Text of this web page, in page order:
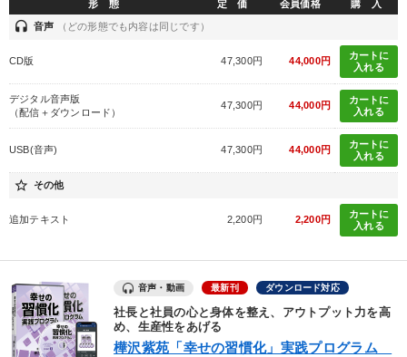
形 態 定 価 会員価格 購 入
headset 音声 （どの形態でも内容は同じです）
CD版 47,300円 44,000円
カートに
入れる
デジタル音声版
（配信＋ダウンロード）
47,300円 44,000円
カートに
入れる
USB(音声) 47,300円 44,000円
カートに
入れる
star_border その他
追加テキスト 2,200円 2,200円
カートに
入れる
音声・動画 最新刊 ダウンロード対応
社長と社員の心と身体を整え、アウトプット力を高
め、生産性をあげる
樺沢紫苑「幸せの習慣化」実践プログラム